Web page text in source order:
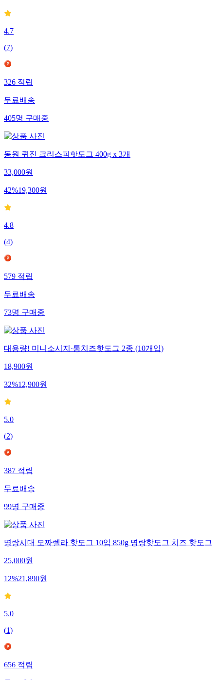
4.7
(7)
326적립
무료배송
405명구매중
동원 퀴진 크리스피핫도그 400g x 3개
33,000원
42%19,300원
4.8
(4)
579적립
무료배송
73명구매중
대용량! 미니소시지·통치즈핫도그 2종 (10개입)
18,900원
32%12,900원
5.0
(2)
387적립
무료배송
99명구매중
명랑시대 모짜렐라 핫도그 10입 850g 명랑핫도그 치즈 핫도그
25,000원
12%21,890원
5.0
(1)
656적립